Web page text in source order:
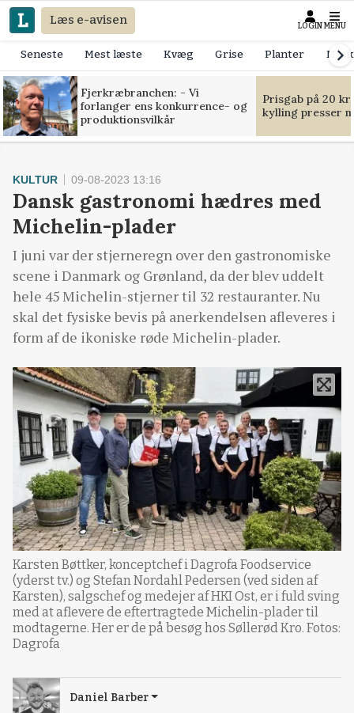
Læs e-avisen LOGIN MENU
Seneste Mest læste Kvæg Grise Planter
Fjerkræbranchen: - Vi
forlanger ens konkurrence- og
produktionsvilkår
Prisgab på 20
kylling presser
KULTUR 09-08-2023 13:16
Dansk gastronomi hædres med
Michelin-plader
I juni var der stjerneregn over den gastronomiske
scene i Danmark og Grønland, da der blev uddelt
hele 45 Michelin-stjerner til 32 restauranter. Nu
skal det fysiske bevis på anerkendelsen afleveres i
form af de ikoniske røde Michelin-plader.
Karsten Bøttker, konceptchef i Dagrofa Foodservice
(yderst tv.) og Stefan Nordahl Pedersen (ved siden af
Karsten), salgschef og medejer af HKI Ost, er i fuld sving
med at aflevere de eftertragtede Michelin-plader til
modtagerne. Her er de på besøg hos Søllerød Kro. Fotos:
Dagrofa
Daniel Barber